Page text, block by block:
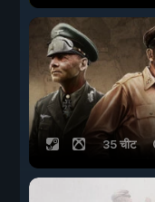
35 चीट